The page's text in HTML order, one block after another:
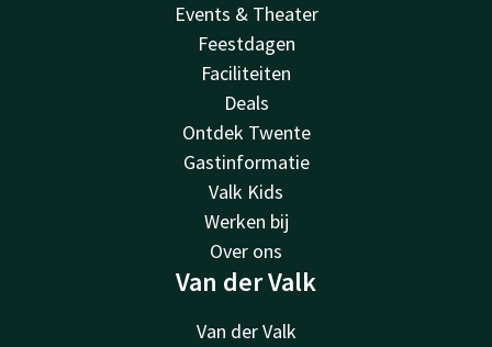
Events & Theater
Feestdagen
Faciliteiten
Deals
Ontdek Twente
Gastinformatie
Valk Kids
Werken bij
Over ons
Van der Valk
Van der Valk